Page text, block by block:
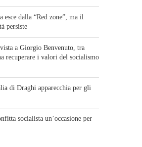
esce dalla “Red zone”, ma il
persiste
a Giorgio Benvenuto, tra
recuperare i valori del socialismo
di Draghi apparecchia per gli
socialista un’occasione per